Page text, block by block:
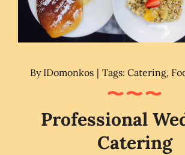
By IDomonkos | Tags: Catering,
Professional
Catering